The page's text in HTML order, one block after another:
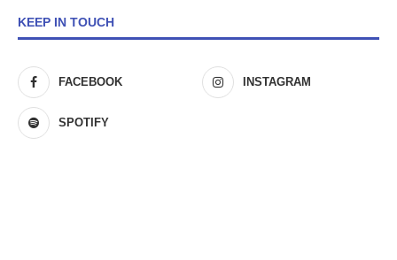
KEEP IN TOUCH
FACEBOOK INSTAGRAM
SPOTIFY